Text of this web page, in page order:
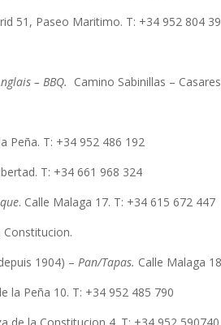
51, Paseo Maritimo. T: +34 952 804
– BBQ. Camino Sabinillas –
Peña. T: +34 952 486 192
T: +34 661 968 324
. Calle Malaga 17. T: +34 615 672 447
Constitucion.
1904) – Pan/Tapas. Calle Malaga
la Peña 10. T: +34 952 485 790
de la Constitucion 4. T: +34 952 590740